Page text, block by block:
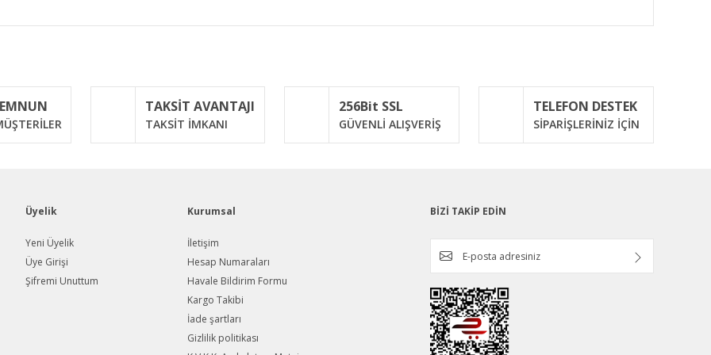
Yorum Yaz
Gönder
TAKSİT AVANTAJI
TAKSİT İMKANI
256Bit SSL
GÜVENLİ ALIŞVERİŞ
TELEFON DESTEK
SİPARİŞLERİNİZ İÇİN
Üyelik
Yeni Üyelik
Üye Girişi
Şifremi Unuttum
Kurumsal
İletişim
Hesap Numaraları
Havale Bildirim Formu
Kargo Takibi
İade şartları
Gizlilik politikası
BİZİ TAKİP EDİN